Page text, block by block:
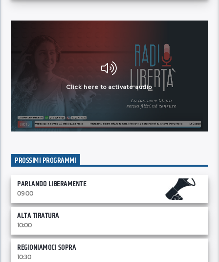
PROSSIMI PROGRAMMI
PARLANDO LIBERAMENTE
09:00
ALTA TIRATURA
10:00
REGIONIAMOCI SOPRA
10:30